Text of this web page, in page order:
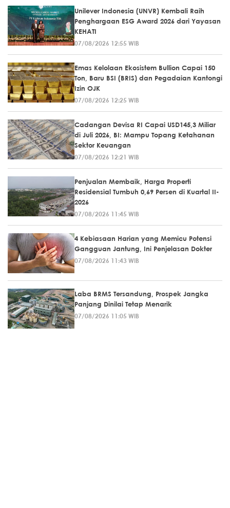
Unilever Indonesia (UNVR) Kembali Raih
Penghargaan ESG Award 2026 dari Yayasan
KEHATI
07/08/2026 12:55 WIB
Emas Kelolaan Ekosistem Bullion Capai 150
Ton, Baru BSI (BRIS) dan Pegadaian Kantongi
Izin OJK
07/08/2026 12:25 WIB
Cadangan Devisa RI Capai USD145,3 Miliar
di Juli 2026, BI: Mampu Topang Ketahanan
Sektor Keuangan
07/08/2026 12:21 WIB
Penjualan Membaik, Harga Properti
Residensial Tumbuh 0,69 Persen di Kuartal II-
2026
07/08/2026 11:45 WIB
4 Kebiasaan Harian yang Memicu Potensi
Gangguan Jantung, Ini Penjelasan Dokter
07/08/2026 11:43 WIB
Laba BRMS Tersandung, Prospek Jangka
Panjang Dinilai Tetap Menarik
07/08/2026 11:05 WIB